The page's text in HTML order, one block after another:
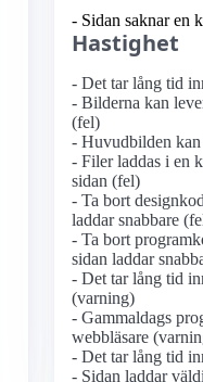
- Sidan saknar en
Hastighet
- Det tar lång tid
- Bilderna kan
(fel)
- Huvudbilden kan
- Filer laddas i en
sidan (fel)
- Ta bort
laddar snabbare
- Ta bort
sidan laddar
- Det tar lång tid
(varning)
- Gammaldags
webbläsare
- Det tar lång tid
- Sidan laddar